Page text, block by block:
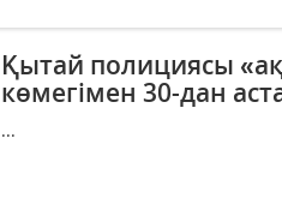
Қытай полициясы
көмегімен 30-дан
...